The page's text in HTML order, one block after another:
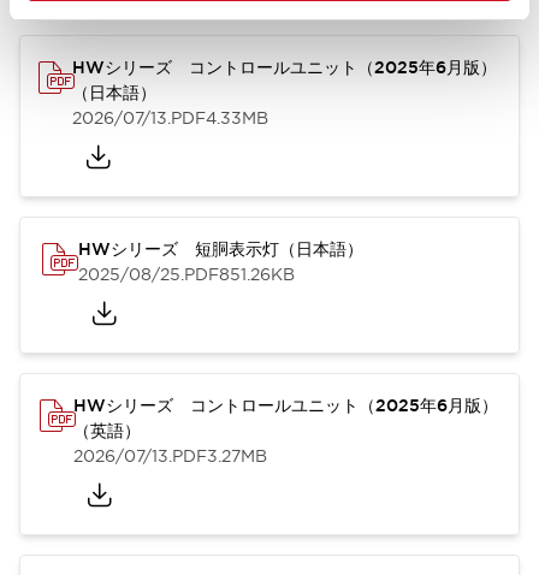
HWシリーズ コントロールユニット（2025年6月版）
（日本語）
2026/07/13.PDF4.33MB
HWシリーズ 短胴表示灯（日本語）
2025/08/25.PDF851.26KB
HWシリーズ コントロールユニット（2025年6月版）
（英語）
2026/07/13.PDF3.27MB